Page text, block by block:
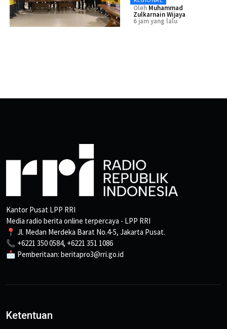
Oleh Muhammad
Zulkarnain Wijaya
6 jam yang lalu
Kantor Pusat LPP RRI
Media radio berita online terpercaya - LPP RRI
📍 Jl. Medan Merdeka Barat No.4-5, Jakarta Pusat.
📞 +6221 350 0584, +6221 351 1086
📩 Pemberitaan: beritapro3@rri.go.id
Ketentuan